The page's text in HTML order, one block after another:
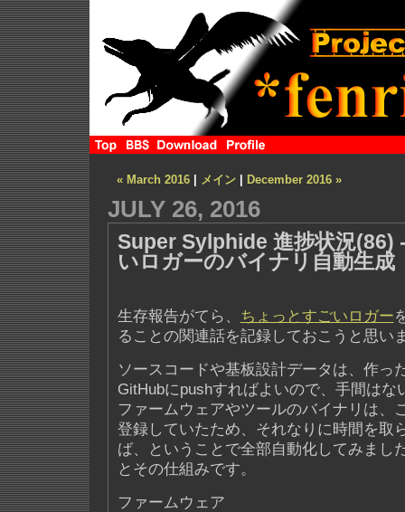
« March 2016| メイン| December 2016 »
JULY 26, 2016
Super Sylphide 進捗状況(86)
いロガーのバイナリ自動生成
生存報告がてら、 ちょっとすごいロガー
ることの関連話を記録しておこうと思い
ソースコードや基板設計データは、作っ
GitHubにpushすればよいので、手間はな
ファームウェアやツールのバイナリは、
登録していたため、それなりに時間を取
ば、ということで全部自動化してみまし
とその仕組みです。
ファームウェア